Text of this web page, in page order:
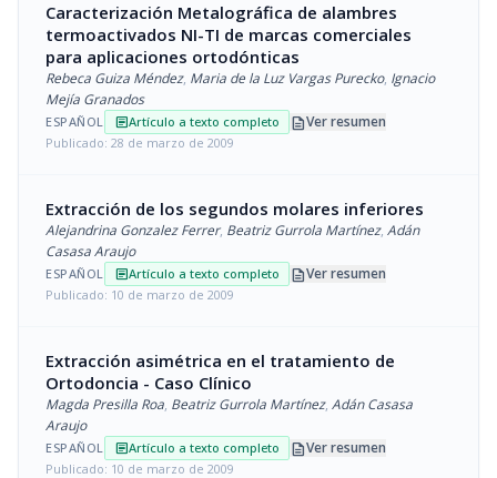
Caracterización Metalográfica de alambres
termoactivados NI-TI de marcas comerciales
para aplicaciones ortodónticas
Rebeca Guiza Méndez, Maria de la Luz Vargas Purecko, Ignacio
Mejía Granados
ESPAÑOL articleArtículo a texto completo descriptionVer resumen
Publicado: 28 de marzo de 2009
Extracción de los segundos molares inferiores
Alejandrina Gonzalez Ferrer, Beatriz Gurrola Martínez, Adán
Casasa Araujo
ESPAÑOL articleArtículo a texto completo descriptionVer resumen
Publicado: 10 de marzo de 2009
Extracción asimétrica en el tratamiento de
Ortodoncia - Caso Clínico
Magda Presilla Roa, Beatriz Gurrola Martínez, Adán Casasa
Araujo
ESPAÑOL articleArtículo a texto completo descriptionVer resumen
Publicado: 10 de marzo de 2009